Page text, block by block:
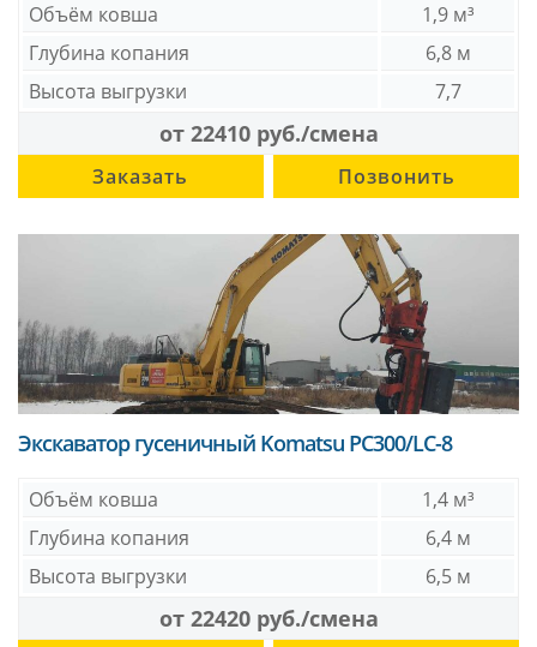
Объём ковша
1,9 м³
Глубина копания
6,8 м
Высота выгрузки
7,7
от 22410 руб./смена
Заказать Позвонить
Экскаватор гусеничный Komatsu PC300/LC-8
Объём ковша
1,4 м³
Глубина копания
6,4 м
Высота выгрузки
6,5 м
от 22420 руб./смена